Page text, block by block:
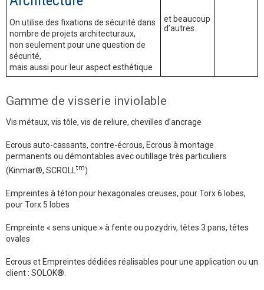
On utilise des fixations de sécurité dans
nombre de projets architecturaux,
non seulement pour une question de
sécurité,
mais aussi pour leur aspect esthétique
et beaucoup
d’autres..
Gamme de visserie inviolable
Vis métaux, vis tôle, vis de reliure, chevilles d’ancrage
Ecrous auto-cassants, contre-écrous, Ecrous à montage
permanents ou démontables avec outillage très particuliers
(Kinmar®, SCROLL tm)
Empreintes à téton pour hexagonales creuses, pour Torx 6 lobes,
pour Torx 5 lobes
Empreinte « sens unique » à fente ou pozydriv, têtes 3 pans, têtes
ovales
Ecrous et Empreintes dédiées réalisables pour une application ou un
client : SOLOK®.